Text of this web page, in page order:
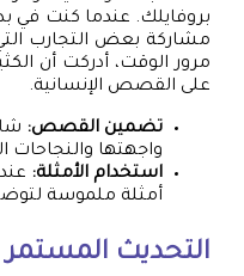
بروفايلك. عندما كنت في
مشاركة بعض التجارب
مرور الوقت، أدركت أن
على القصص الإنسانية.
تضمين القصص:
واجهتها والنجاحات
استخدام الأمثلة:
أمثلة ملموسة
التحديث المستمر